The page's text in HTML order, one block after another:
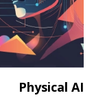
Physical AI